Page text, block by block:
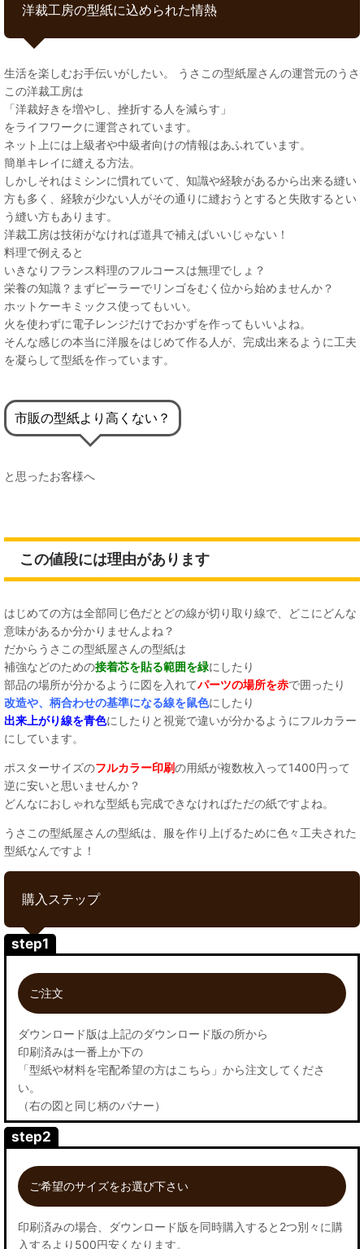
洋裁工房の型紙に込められた情熱
生活を楽しむお手伝いがしたい。 うさこの型紙屋さんの運営元のうさ
この洋裁工房は
「洋裁好きを増やし、挫折する人を減らす」
をライフワークに運営されています。
ネット上には上級者や中級者向けの情報はあふれています。
簡単キレイに縫える方法。
しかしそれはミシンに慣れていて、知識や経験があるから出来る縫い
方も多く、経験が少ない人がその通りに縫おうとすると失敗するとい
う縫い方もあります。
洋裁工房は技術がなければ道具で補えばいいじゃない！
料理で例えると
いきなりフランス料理のフルコースは無理でしょ？
栄養の知識？まずピーラーでリンゴをむく位から始めませんか？
ホットケーキミックス使ってもいい。
火を使わずに電子レンジだけでおかずを作ってもいいよね。
そんな感じの本当に洋服をはじめて作る人が、完成出来るように工夫
を凝らして型紙を作っています。
市販の型紙より高くない？
と思ったお客様へ
この値段には理由があります
はじめての方は全部同じ色だとどの線が切り取り線で、どこにどんな
意味があるか分かりませんよね？
だからうさこの型紙屋さんの型紙は
補強などのための接着芯を貼る範囲を緑にしたり
部品の場所が分かるように図を入れてパーツの場所を赤で囲ったり
改造や、柄合わせの基準になる線を鼠色にしたり
出来上がり線を青色にしたりと視覚で違いが分かるようにフルカラー
にしています。
ポスターサイズのフルカラー印刷の用紙が複数枚入って1400円って
逆に安いと思いませんか？
どんなにおしゃれな型紙も完成できなければただの紙ですよね。
うさこの型紙屋さんの型紙は、服を作り上げるために色々工夫された
型紙なんですよ！
購入ステップ
step1
ご注文
ダウンロード版は上記のダウンロード版の所から
印刷済みは一番上か下の
「型紙や材料を宅配希望の方はこちら」から注文してくださ
い。
（右の図と同じ柄のバナー）
step2
ご希望のサイズをお選び下さい
印刷済みの場合、ダウンロード版を同時購入すると2つ別々に購
入するより500円安くなります。